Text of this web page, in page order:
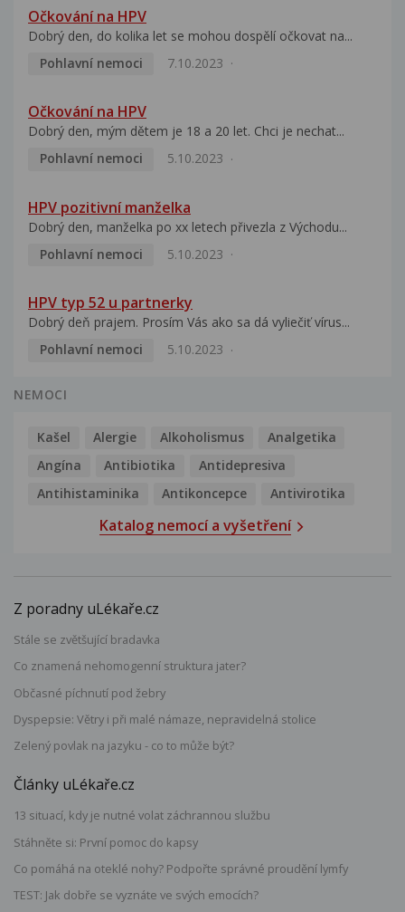
Očkování na HPV
Dobrý den, do kolika let se mohou dospělí očkovat na...
Pohlavní nemoci
7.10.2023
Očkování na HPV
Dobrý den, mým dětem je 18 a 20 let. Chci je nechat...
Pohlavní nemoci
5.10.2023
HPV pozitivní manželka
Dobrý den, manželka po xx letech přivezla z Východu...
Pohlavní nemoci
5.10.2023
HPV typ 52 u partnerky
Dobrý deň prajem. Prosím Vás ako sa dá vyliečiť vírus...
Pohlavní nemoci
5.10.2023
NEMOCI
Kašel Alergie Alkoholismus
Analgetika
Angína
Antibiotika
Antidepresiva
Antihistaminika
Antikoncepce Antivirotika
Katalog nemocí a vyšetření
Z poradny uLékaře.cz
Stále se zvětšující bradavka
Co znamená nehomogenní struktura jater?
Občasné píchnutí pod žebry
Dyspepsie: Větry i při malé námaze, nepravidelná stolice
Zelený povlak na jazyku - co to může být?
Články uLékaře.cz
13 situací, kdy je nutné volat záchrannou službu
Stáhněte si: První pomoc do kapsy
Co pomáhá na oteklé nohy? Podpořte správné proudění lymfy
TEST: Jak dobře se vyznáte ve svých emocích?